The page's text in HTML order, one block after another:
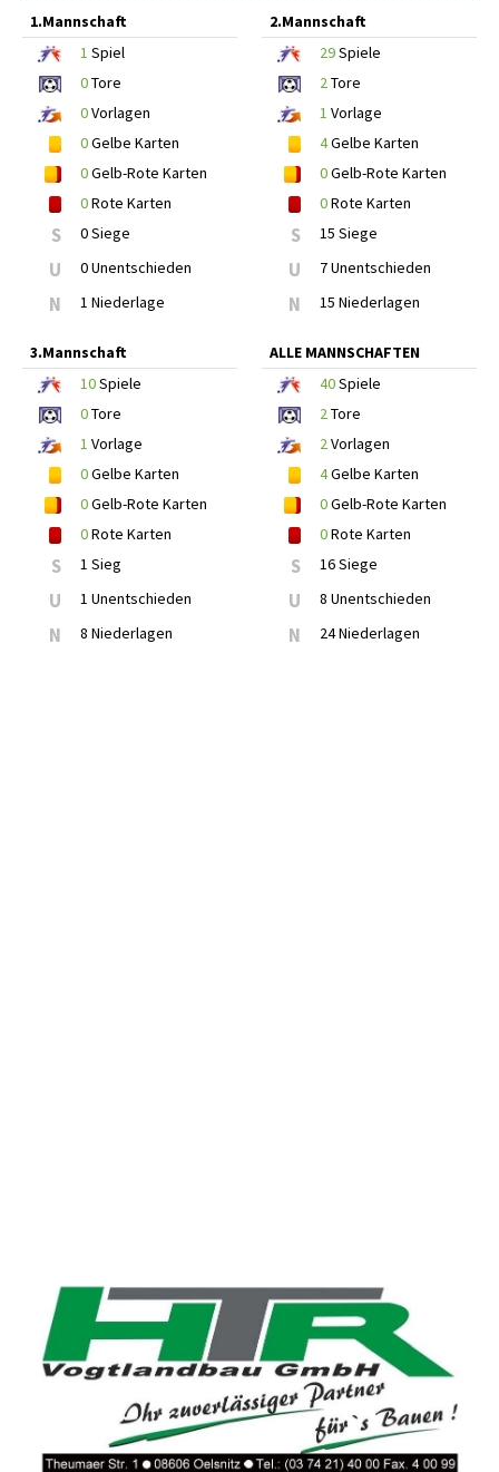
1.Mannschaft
1 Spiel
0Tore
0Vorlagen
0Gelbe Karten
0Gelb-Rote Karten
0Rote Karten
S 0 Siege
U 0 Unentschieden
N 1 Niederlage
2.Mannschaft
29Spiele
2Tore
1 Vorlage
4Gelbe Karten
0Gelb-Rote Karten
0Rote Karten
S 15 Siege
U 7 Unentschieden
N 15 Niederlagen
3.Mannschaft
10Spiele
0Tore
1 Vorlage
0Gelbe Karten
0Gelb-Rote Karten
0Rote Karten
S 1 Sieg
U 1 Unentschieden
N 8 Niederlagen
ALLE MANNSCHAFTEN
40Spiele
2Tore
2Vorlagen
4Gelbe Karten
0Gelb-Rote Karten
0Rote Karten
S 16 Siege
U 8 Unentschieden
N 24 Niederlagen